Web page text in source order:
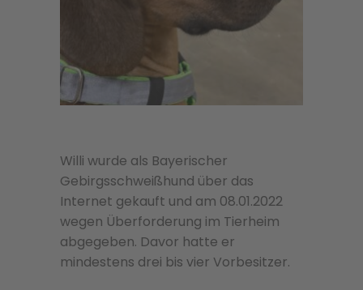
Willi wurde als Bayerischer
Gebirgsschweißhund über das
Internet gekauft und am 08.01.2022
wegen Überforderung im Tierheim
abgegeben. Davor hatte er
mindestens drei bis vier Vorbesitzer.